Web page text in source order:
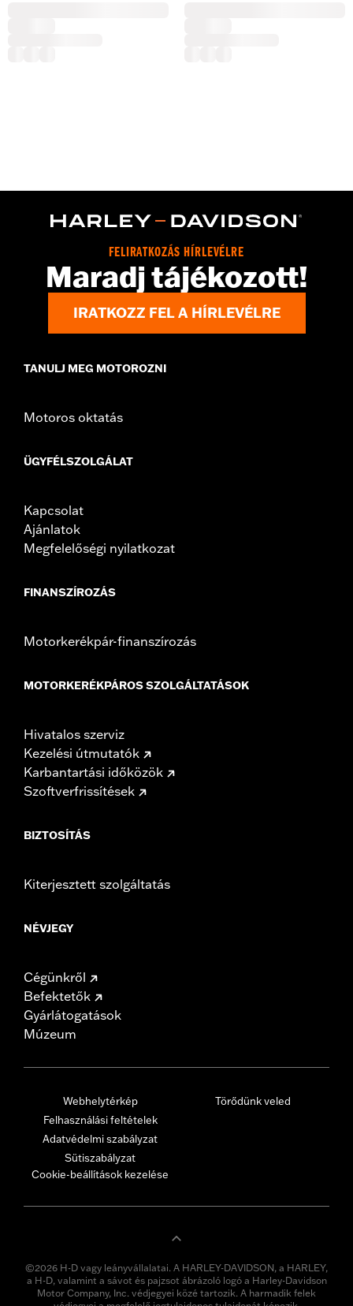
FELIRATKOZÁS HÍRLEVÉLRE
Maradj tájékozott!
IRATKOZZ FEL A HÍRLEVÉLRE
TANULJ MEG MOTOROZNI
Motoros oktatás
ÜGYFÉLSZOLGÁLAT
Kapcsolat
Ajánlatok
Megfelelőségi nyilatkozat
FINANSZÍROZÁS
Motorkerékpár-finanszírozás
MOTORKERÉKPÁROS SZOLGÁLTATÁSOK
Hivatalos szerviz
Kezelési útmutatók
Karbantartási időközök
Szoftverfrissítések
BIZTOSÍTÁS
Kiterjesztett szolgáltatás
NÉVJEGY
Cégünkről
Befektetők
Gyárlátogatások
Múzeum
Webhelytérkép
Felhasználási feltételek
Adatvédelmi szabályzat
Sütiszabályzat
Cookie-beállítások kezelése
Törődünk veled
©2026 H-D vagy leányvállalatai. A HARLEY-DAVIDSON, a HARLEY,
a H-D, valamint a sávot és pajzsot ábrázoló logó a Harley-Davidson
Motor Company, Inc. védjegyei közé tartozik. A harmadik felek